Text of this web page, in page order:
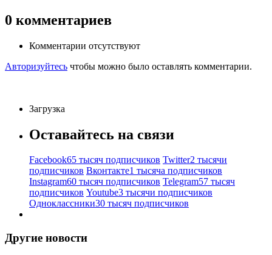
0 комментариев
Комментарии отсутствуют
Авторизуйтесь чтобы можно было оставлять комментарии.
Загрузка
Оставайтесь на связи
Facebook65 тысяч подписчиков Twitter2 тысячи
подписчиков Вконтакте1 тысяча подписчиков
Instagram60 тысяч подписчиков Telegram57 тысяч
подписчиков Youtube3 тысячи подписчиков
Одноклассники30 тысяч подписчиков
Другие новости